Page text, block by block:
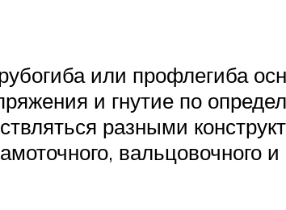
или профлегиба
и гнутие по
разными
вальцовочного и